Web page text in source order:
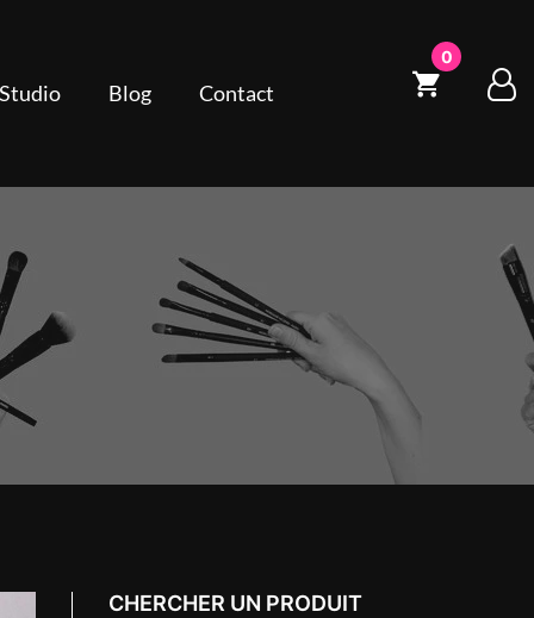
Blog Contact
0
CHERCHER UN PRODUIT